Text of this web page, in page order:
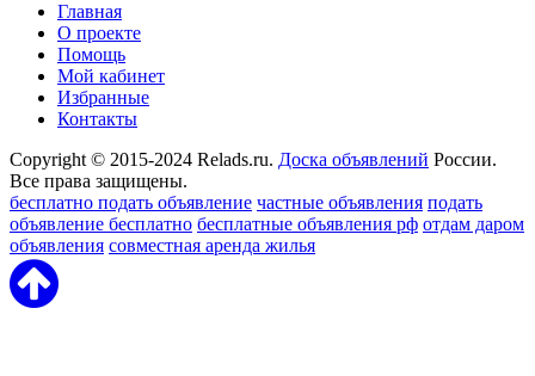
Главная
О проекте
Помощь
Мой кабинет
Избранные
Контакты
Copyright © 2015-2024 Relads.ru. Доска объявлений России.
Все права защищены.
бесплатно подать объявление частные объявления подать
объявление бесплатно бесплатные объявления рф отдам даром
объявления совместная аренда жилья